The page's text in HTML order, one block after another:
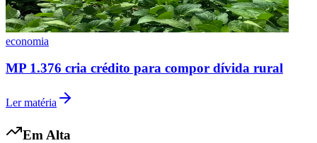
economia
MP 1.376 cria crédito para compor dívida rural
Ler matéria
Em Alta